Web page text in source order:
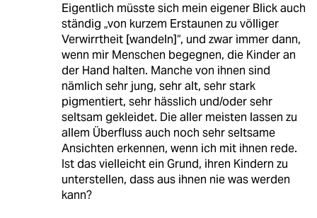
Eigentlich müsste sich mein eigener Blick auch
ständig „von kurzem Erstaunen zu völliger
Verwirrtheit [wandeln]“, und zwar immer dann,
wenn mir Menschen begegnen, die Kinder an
der Hand halten. Manche von ihnen sind
nämlich sehr jung, sehr alt, sehr stark
pigmentiert, sehr hässlich und/oder sehr
seltsam gekleidet. Die aller meisten lassen zu
allem Überfluss auch noch sehr seltsame
Ansichten erkennen, wenn ich mit ihnen rede.
Ist das vielleicht ein Grund, ihren Kindern zu
unterstellen, dass aus ihnen nie was werden
kann?